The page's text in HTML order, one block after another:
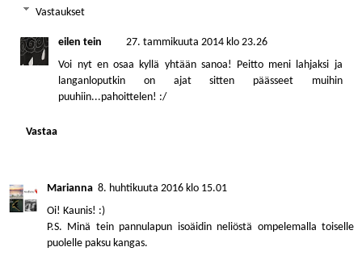
Vastaukset
eilen tein
27. tammikuuta 2014 klo 23.26
Voi nyt en osaa kyllä yhtään sanoa! Peitto meni lahjaksi ja
langanloputkin on ajat sitten päässeet muihin
puuhiin...pahoittelen! :/
Vastaa
Marianna 8. huhtikuuta 2016 klo 15.01
Oi! Kaunis! :)
P.S. Minä tein pannulapun isoäidin neliöstä ompelemalla toiselle
puolelle paksu kangas.